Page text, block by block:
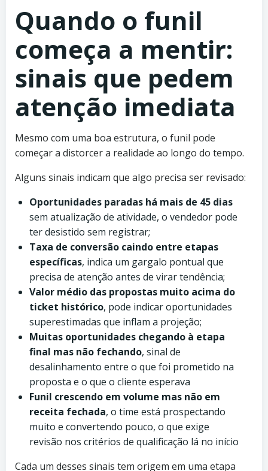
Quando o funil
começa a mentir:
sinais que pedem
atenção imediata
Mesmo com uma boa estrutura, o funil pode
começar a distorcer a realidade ao longo do tempo.
Alguns sinais indicam que algo precisa ser revisado:
Oportunidades paradas há mais de 45 dias
sem atualização de atividade, o vendedor pode
ter desistido sem registrar;
Taxa de conversão caindo entre etapas
específicas, indica um gargalo pontual que
precisa de atenção antes de virar tendência;
Valor médio das propostas muito acima do
ticket histórico, pode indicar oportunidades
superestimadas que inflam a projeção;
Muitas oportunidades chegando à etapa
final mas não fechando, sinal de
desalinhamento entre o que foi prometido na
proposta e o que o cliente esperava
Funil crescendo em volume mas não em
receita fechada, o time está prospectando
muito e convertendo pouco, o que exige
revisão nos critérios de qualificação lá no início
Cada um desses sinais tem origem em uma etapa